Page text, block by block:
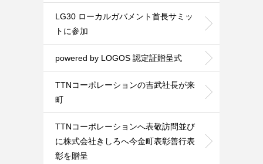
LG30 ローカルガバメント首長サミッ
トに参加
powered by LOGOS 認定証贈呈式
TTNコーポレーションの吉武社長が来
町
TTNコーポレーションへ表敬訪問並び
に株式会社きしろへ今金町表彰善行表
彰を贈呈